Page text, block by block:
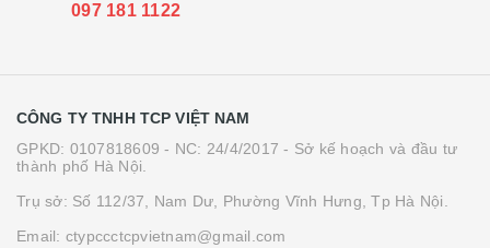
097 181 1122
CÔNG TY TNHH TCP VIỆT NAM
GPKD: 0107818609 - NC: 24/4/2017 - Sở kế hoạch và đầu tư
thành phố Hà Nội.
Trụ sở: Số 112/37, Nam Dư, Phường Vĩnh Hưng, Tp Hà Nội.
Email: ctypccctcpvietnam@gmail.com